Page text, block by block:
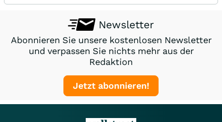
Newsletter
Abonnieren Sie unsere kostenlosen Newsletter
und verpassen Sie nichts mehr aus der
Redaktion
Jetzt abonnieren!